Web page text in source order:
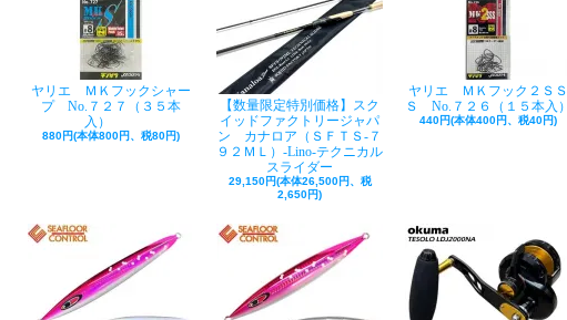
ヤリエ ＭＫフックシャー
プ No.７２７（３５本
入）
880円(本体800円、税80円)
【数量限定特別価格】スク
イッドファクトリージャパ
ン カナロア（ＳＦＴＳ-７
９２ＭＬ）-Lino-テクニカル
スライダー
29,150円(本体26,500円、税
2,650円)
ヤリエ ＭＫフック２ＳＳ
Ｓ No.７２６（１５本入）
440円(本体400円、税40円)